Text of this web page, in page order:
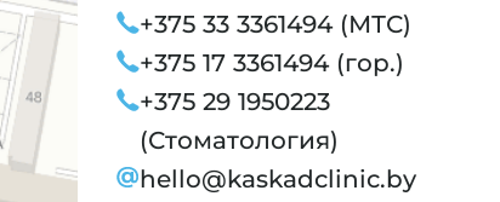
+375 33 3361494 (МТС)
+375 17 3361494 (гор.)
+375 29 1950223
(Стоматология)
hello@kaskadclinic.by